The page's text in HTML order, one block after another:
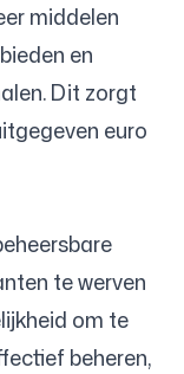
middelen
en
Dit zorgt
euro
te werven
om te
beheren,